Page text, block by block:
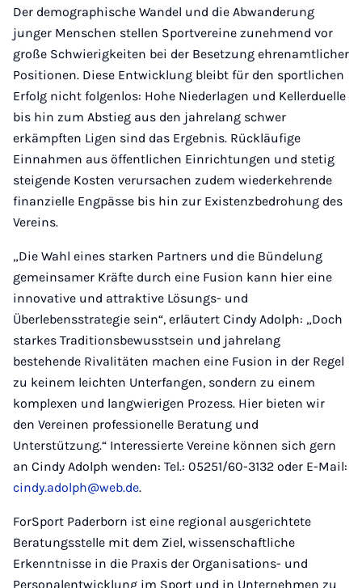
Der demographische Wandel und die Abwanderung
junger Menschen stellen Sportvereine zunehmend vor
große Schwierigkeiten bei der Besetzung ehrenamtlicher
Positionen. Diese Entwicklung bleibt für den sportlichen
Erfolg nicht folgenlos: Hohe Niederlagen und Kellerduelle
bis hin zum Abstieg aus den jahrelang schwer
erkämpften Ligen sind das Ergebnis. Rückläufige
Einnahmen aus öffentlichen Einrichtungen und stetig
steigende Kosten verursachen zudem wiederkehrende
finanzielle Engpässe bis hin zur Existenzbedrohung des
Vereins.
„Die Wahl eines starken Partners und die Bündelung
gemeinsamer Kräfte durch eine Fusion kann hier eine
innovative und attraktive Lösungs- und
Überlebensstrategie sein“, erläutert Cindy Adolph: „Doch
starkes Traditionsbewusstsein und jahrelang
bestehende Rivalitäten machen eine Fusion in der Regel
zu keinem leichten Unterfangen, sondern zu einem
komplexen und langwierigen Prozess. Hier bieten wir
den Vereinen professionelle Beratung und
Unterstützung.“ Interessierte Vereine können sich gern
an Cindy Adolph wenden: Tel.: 05251/60-3132 oder E-Mail:
cindy.adolph@web.de.
ForSport Paderborn ist eine regional ausgerichtete
Beratungsstelle mit dem Ziel, wissenschaftliche
Erkenntnisse in die Praxis der Organisations- und
Personalentwicklung im Sport und in Unternehmen zu